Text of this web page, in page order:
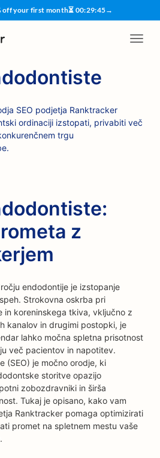
off your first month⏳ 00:29:45→
SEO podjetja Ranktracker
ordinaciji izstopati, privabiti več
trgu
z
endodontije je izstopanje
Strokovna oskrba pri
in koreninskega tkiva, vključno z
kanalov in drugimi postopki, je
lahko močna spletna prisotnost
več pacientov in napotitev.
(SEO) je močno orodje, ki
storitve opazijo
zobozdravniki in širša
Tukaj je opisano, kako vam
Ranktracker pomaga optimizirati
promet na spletnem mestu vaše